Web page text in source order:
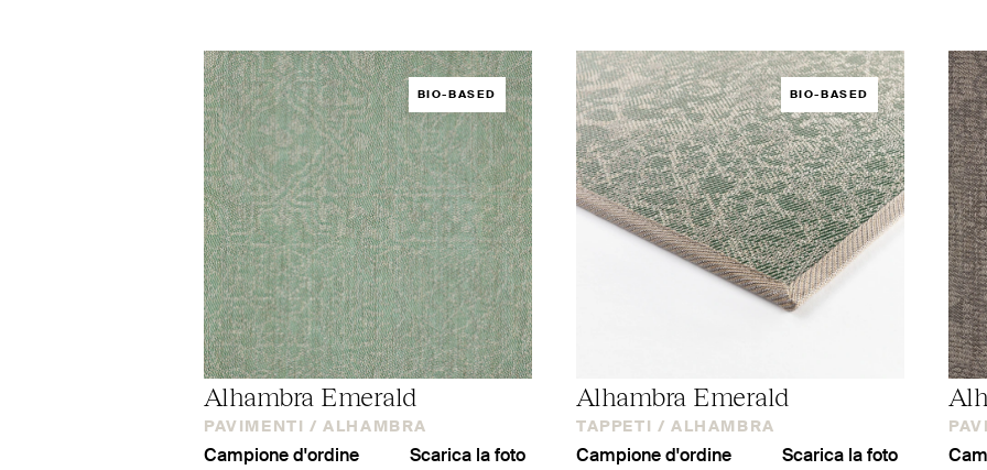
BIO-BASED
Alhambra Emerald
PAVIMENTI / ALHAMBRA
Campione d'ordine Scarica la foto
BIO-BASED
Alhambra Emerald
TAPPETI / ALHAMBRA
Campione d'ordine Scarica la foto